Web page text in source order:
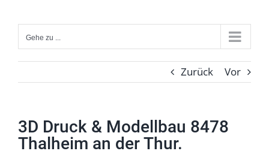
Inhalt
springenGehe zu ...
Zurück Vor
3D Druck & Modellbau 8478
Thalheim an der Thur.